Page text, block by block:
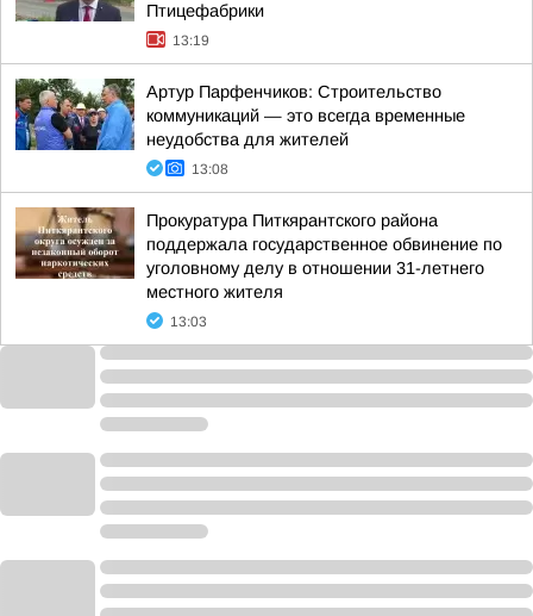
Птицефабрики
13:19
Артур Парфенчиков: Строительство
коммуникаций — это всегда временные
неудобства для жителей
13:08
Прокуратура Питкярантского района
поддержала государственное обвинение по
уголовному делу в отношении 31-летнего
местного жителя
13:03